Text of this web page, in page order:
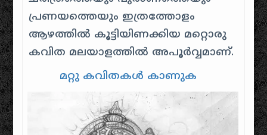
പ്രണയത്തെയും ഇത്രത്തോളം
ആഴത്തിൽ കൂട്ടിയിണക്കിയ മറ്റൊരു
കവിത മലയാളത്തിൽ അപൂർവ്വമാണ്.
മറ്റു കവിതകൾ കാണുക